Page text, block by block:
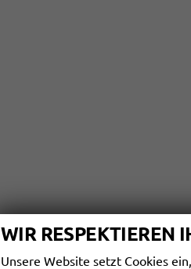
WIR RESPEKTIEREN
Unsere Website setzt Cookies